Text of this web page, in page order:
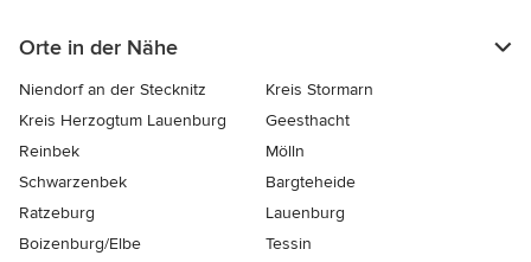
Orte in der Nähe
Niendorf an der Stecknitz
Kreis Stormarn
Kreis Herzogtum Lauenburg
Geesthacht
Reinbek
Mölln
Schwarzenbek
Bargteheide
Ratzeburg
Lauenburg
Boizenburg/Elbe
Tessin